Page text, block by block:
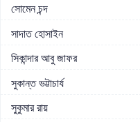
সোমেন চন্দ
সাদাত হোসাইন
সিকান্দার আবু জাফর
সুকান্ত ভট্টাচার্য
সুকুমার রায়